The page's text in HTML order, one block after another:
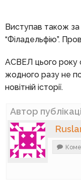
Виступав також за
“Філадельфію”.
АСВЕЛ цього року
жодного разу не
новітній історії.
Автор